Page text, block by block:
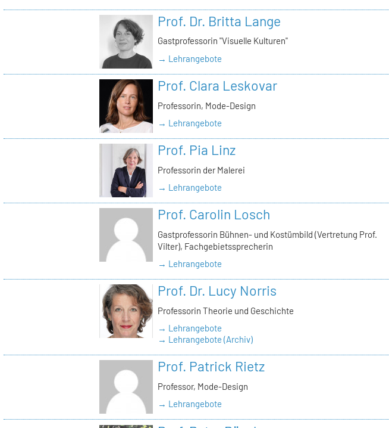
Prof. Dr. Britta Lange
Gastprofessorin "Visuelle Kulturen"
→ Lehrangebote
Prof. Clara Leskovar
Professorin, Mode-Design
→ Lehrangebote
Prof. Pia Linz
Professorin der Malerei
→ Lehrangebote
Prof. Carolin Losch
Gastprofessorin Bühnen- und Kostümbild (Vertretung Prof.
Vilter), Fachgebietssprecherin
→ Lehrangebote
Prof. Dr. Lucy Norris
Professorin Theorie und Geschichte
→ Lehrangebote
→ Lehrangebote (Archiv)
Prof. Patrick Rietz
Professor, Mode-Design
→ Lehrangebote